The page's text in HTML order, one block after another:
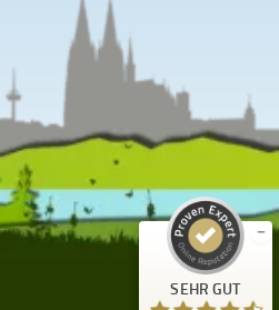
SEHR GUT
Kundenbewertungen und Erfahrungen zu
Empfehlungen auf
ProvenExpert.com
SEHR GUT
4,66
/
5,00
Bewertungen auf ProvenExpert.com